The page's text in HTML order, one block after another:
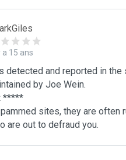
a 15 ans
detected and reported in the
by Joe Wein.
*****
sites, they are often
are out to defraud you.